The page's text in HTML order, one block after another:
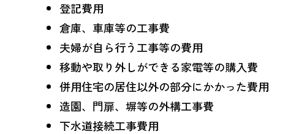
登記費用
倉庫、車庫等の工事費
夫婦が自ら行う工事等の費用
移動や取り外しができる家電等の購入費
併用住宅の居住以外の部分にかかった費用
造園、門扉、塀等の外構工事費
下水道接続工事費用